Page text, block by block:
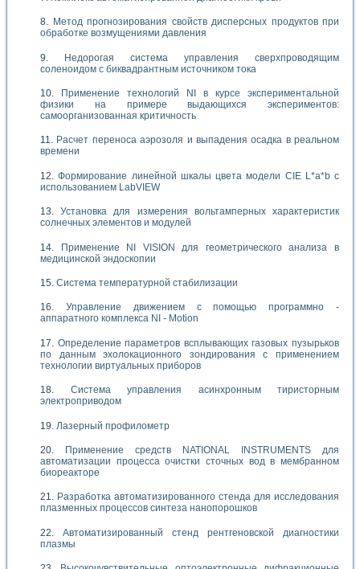
Метод прогнозирования свойств дисперсных продуктов при
обработке возмущениями давления
Недорогая система управления сверхпроводящим
соленоидом с биквадрантным источником тока
Применение технологий NI в курсе экспериментальной
физики на примере выдающихся экспериментов:
самоорганизованная критичность
Расчет переноса аэрозоля и выпадения осадка в реальном
времени
Формирование линейной шкалы цвета модели CIE L*a*b с
использованием LabVIEW
Установка для измерения вольтамперных характеристик
солнечных элементов и модулей
Применение NI VISION для геометрического анализа в
медицинской эндоскопии
Система температурной стабилизации
Управление движением с помощью программно -
аппаратного комплекса NI - Motion
Определение параметров всплывающих газовых пузырьков
по данным эхолокационного зондирования с применением
технологии виртуальных приборов
Система управления асинхронным тиристорным
электроприводом
Лазерный профилометр
Применение средств NATIONAL INSTRUMENTS для
автоматизации процесса очистки сточных вод в мембранном
биореакторе
Разработка автоматизированного стенда для исследования
плазменных процессов синтеза нанопорошков
Автоматизированный стенд рентгеновской диагностики
плазмы